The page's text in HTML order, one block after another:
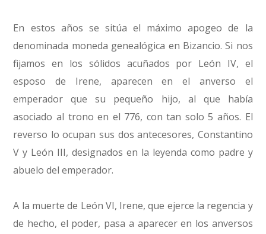
En estos años se sitúa el máximo apogeo de la
denominada moneda genealógica en Bizancio. Si nos
fijamos en los sólidos acuñados por León IV, el
esposo de Irene, aparecen en el anverso el
emperador que su pequeño hijo, al que había
asociado al trono en el 776, con tan solo 5 años. El
reverso lo ocupan sus dos antecesores, Constantino
V y León III, designados en la leyenda como padre y
abuelo del emperador.
A la muerte de León VI, Irene, que ejerce la regencia y
de hecho, el poder, pasa a aparecer en los anversos